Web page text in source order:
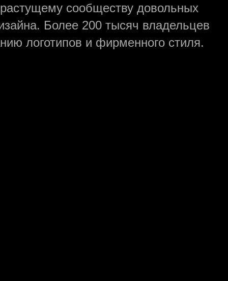
сообществу довольных
Более 200 тысяч владельцев
логотипов и фирменного стиля.